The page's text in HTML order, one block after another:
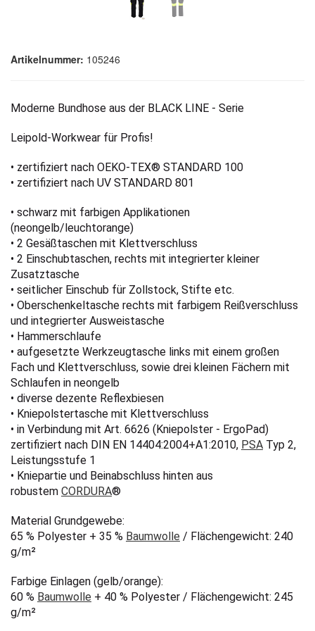
Artikelnummer: 105246
Moderne Bundhose aus der BLACK LINE - Serie
Leipold-Workwear für Profis!
• zertifiziert nach OEKO-TEX® STANDARD 100
• zertifiziert nach UV STANDARD 801
• schwarz mit farbigen Applikationen
(neongelb/leuchtorange)
• 2 Gesäßtaschen mit Klettverschluss
• 2 Einschubtaschen, rechts mit integrierter kleiner
Zusatztasche
• seitlicher Einschub für Zollstock, Stifte etc.
• Oberschenkeltasche rechts mit farbigem Reißverschluss
und integrierter Ausweistasche
• Hammerschlaufe
• aufgesetzte Werkzeugtasche links mit einem großen
Fach und Klettverschluss, sowie drei kleinen Fächern mit
Schlaufen in neongelb
• diverse dezente Reflexbiesen
• Kniepolstertasche mit Klettverschluss
• in Verbindung mit Art. 6626 (Kniepolster - ErgoPad)
zertifiziert nach DIN EN 14404:2004+A1:2010, PSA Typ 2,
Leistungsstufe 1
• Kniepartie und Beinabschluss hinten aus
robustem CORDURA®
Material Grundgewebe:
65 % Polyester + 35 % Baumwolle / Flächengewicht: 240
g/m²
Farbige Einlagen (gelb/orange):
60 % Baumwolle + 40 % Polyester / Flächengewicht: 245
g/m²